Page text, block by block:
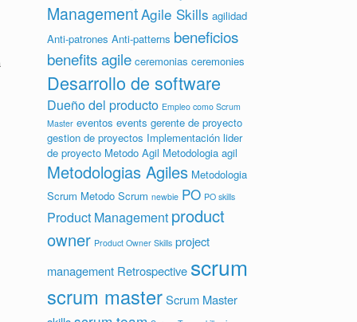
ManagementAgile Skills agilidad
Anti-patrones Anti-patterns beneficios
benefits agile ceremonias ceremonies
Desarrollo de software
Dueño del producto Empleo como Scrum
Master eventos events gerente de proyecto
gestion de proyectos Implementación lider
de proyecto Metodo Agil Metodologia agil
Metodologias Agiles Metodologia
Scrum Metodo Scrum newbie PO PO skills
Product Management product
owner Product Owner Skills project
management Retrospective scrum
scrum master Scrum Master